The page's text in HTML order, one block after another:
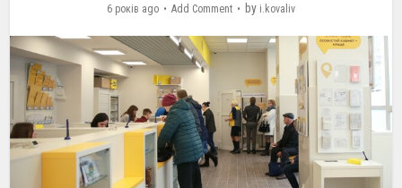
6 років ago Add Comment by i.kovaliv